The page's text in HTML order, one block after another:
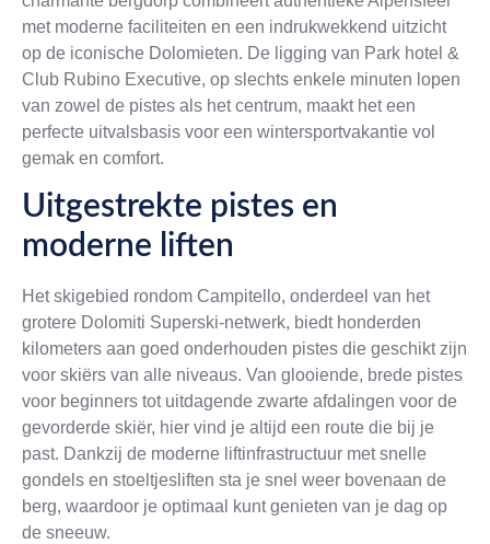
met moderne faciliteiten en een indrukwekkend uitzicht
op de iconische Dolomieten. De ligging van Park hotel &
Club Rubino Executive, op slechts enkele minuten lopen
van zowel de pistes als het centrum, maakt het een
perfecte uitvalsbasis voor een wintersportvakantie vol
gemak en comfort.
Uitgestrekte pistes en
moderne liften
Het skigebied rondom Campitello, onderdeel van het
grotere Dolomiti Superski-netwerk, biedt honderden
kilometers aan goed onderhouden pistes die geschikt zijn
voor skiërs van alle niveaus. Van glooiende, brede pistes
voor beginners tot uitdagende zwarte afdalingen voor de
gevorderde skiër, hier vind je altijd een route die bij je
past. Dankzij de moderne liftinfrastructuur met snelle
gondels en stoeltjesliften sta je snel weer bovenaan de
berg, waardoor je optimaal kunt genieten van je dag op
de sneeuw.